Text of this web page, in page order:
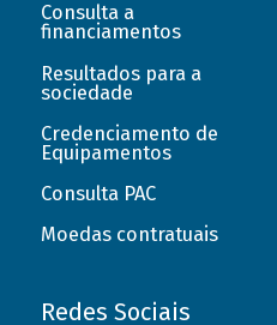
Consulta a
financiamentos
Resultados para a
sociedade
Credenciamento de
Equipamentos
Consulta PAC
Moedas contratuais
Redes Sociais